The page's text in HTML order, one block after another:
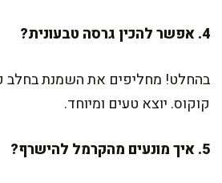
4. אפשר להכין גרסה טבעונית?
בהחלט! מחליפים את השמנת בחלב
קוקוס. יוצא טעים ומיוחד.
5. איך מונעים מהקרמל להישרף?